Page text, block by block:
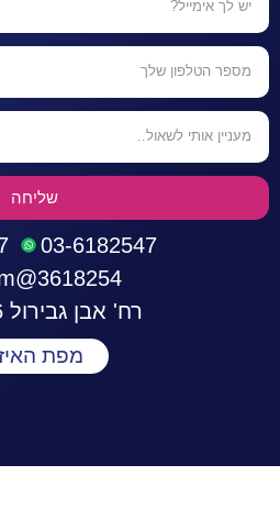
שליחה
03-6182547
3618254@gmail.com
רח' אבן גבירול 16, בני ברק
מפת